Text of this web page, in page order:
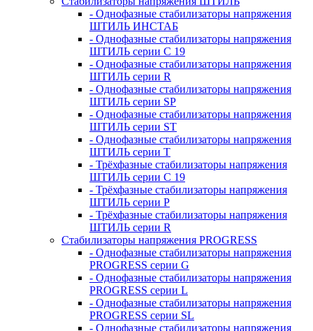
- Однофазные стабилизаторы напряжения
ШТИЛЬ ИНСТАБ
- Однофазные стабилизаторы напряжения
ШТИЛЬ серии C 19
- Однофазные стабилизаторы напряжения
ШТИЛЬ серии R
- Однофазные стабилизаторы напряжения
ШТИЛЬ серии SP
- Однофазные стабилизаторы напряжения
ШТИЛЬ серии ST
- Однофазные стабилизаторы напряжения
ШТИЛЬ серии T
- Трёхфазные стабилизаторы напряжения
ШТИЛЬ серии C 19
- Трёхфазные стабилизаторы напряжения
ШТИЛЬ серии P
- Трёхфазные стабилизаторы напряжения
ШТИЛЬ серии R
Стабилизаторы напряжения PROGRESS
- Однофазные стабилизаторы напряжения
PROGRESS серии G
- Однофазные стабилизаторы напряжения
PROGRESS серии L
- Однофазные стабилизаторы напряжения
PROGRESS серии SL
- Однофазные стабилизаторы напряжения